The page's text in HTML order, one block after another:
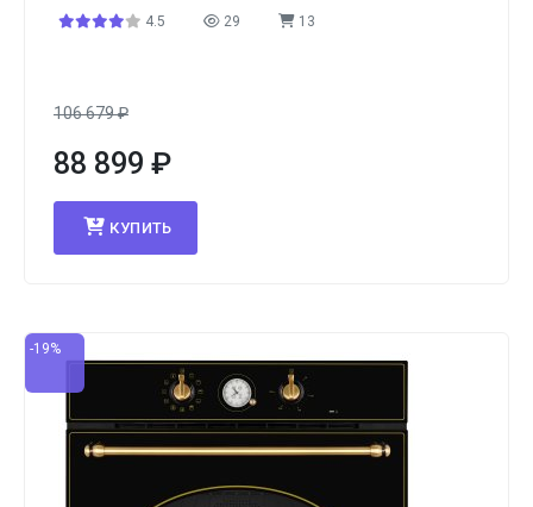
4.5
29 13
106 679₽
88 899 ₽
КУПИТЬ
-19%